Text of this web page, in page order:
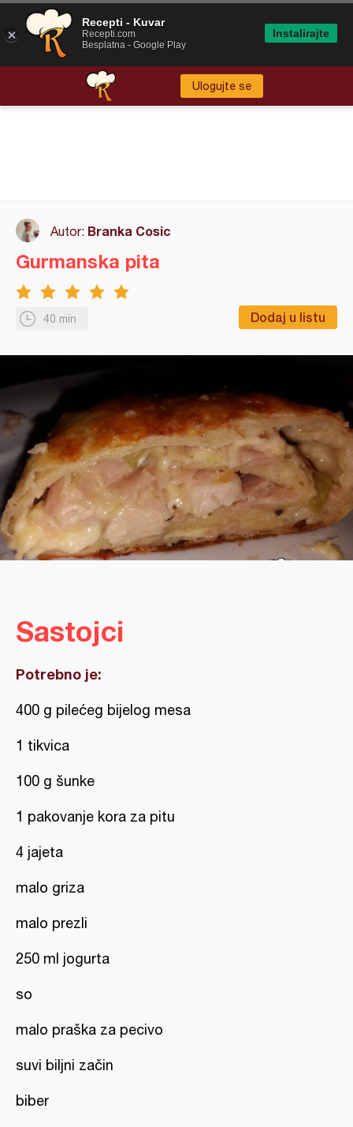
Ulogujte se
Autor: Branka Cosic
40 min Dodaj u listu
Gurmanska pita
Sastojci
Potrebno je:
400 g pilećeg bijelog mesa
1 tikvica
100 g šunke
1 pakovanje kora za pitu
4 jajeta
malo griza
malo prezli
250 ml jogurta
so
malo praška za pecivo
suvi biljni začin
biber
Recepti - Kuvar
Recepti.com
Besplatna - Google Play
Instalirajte